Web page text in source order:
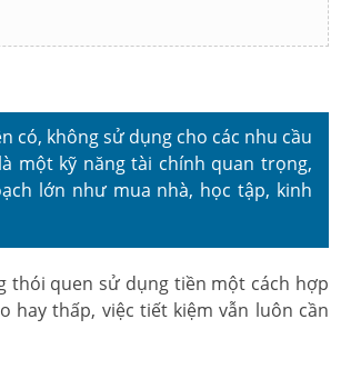
có, không sử dụng cho các nhu cầu
một kỹ năng tài chính quan trọng,
lớn như mua nhà, học tập, kinh
thói quen sử dụng tiền một cách hợp
hay thấp, việc tiết kiệm vẫn luôn cần